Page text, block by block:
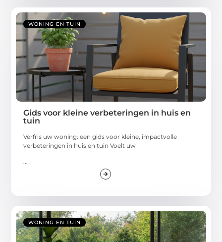
WONING EN TUIN
Gids voor kleine verbeteringen in huis en
tuin
Verfris uw woning: een gids voor kleine, impactvolle
verbeteringen in huis en tuin Voelt uw
...
WONING EN TUIN